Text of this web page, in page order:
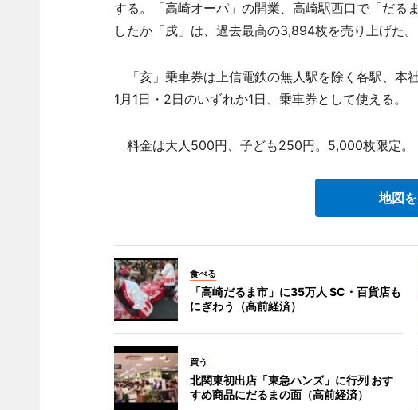
する。「高崎オーパ」の開業、高崎駅西口で「だる
したか「戌」は、過去最高の3,894枚を売り上げた。
「亥」乗車券は上信電鉄の無人駅を除く各駅、本
1月1日・2日のいずれか1日、乗車券として使える。
料金は大人500円、子ども250円。5,000枚限定。
地図
食べる
「高崎だるま市」に35万人 SC・百貨店も
にぎわう（高前経済）
買う
北関東初出店「東急ハンズ」に行列 おす
すめ商品にだるまの面（高前経済）